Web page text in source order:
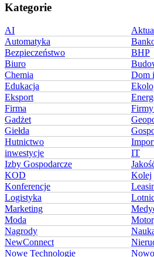
Kategorie
AI
Automatyka
Bezpieczeństwo
BHP
Biuro
Chemia
Dom
Edukacja
Eksport
Firma
Gadżet
Giełda
Hutnictwo
inwestycje
IT
Izby Gospodarcze
KOD
Kolej
Konferencje
Logistyka
Marketing
Moda
Nagrody
NewConnect
Nowe Technologie